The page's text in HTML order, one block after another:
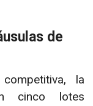
de
la
cinco lotes